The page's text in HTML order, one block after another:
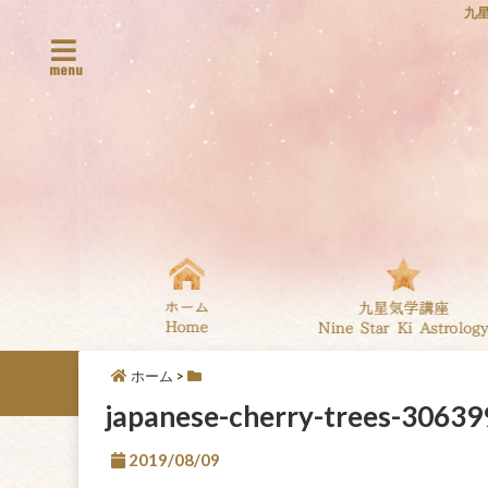
九
menu
ホーム >
japanese-cherry-trees-
2019/08/09